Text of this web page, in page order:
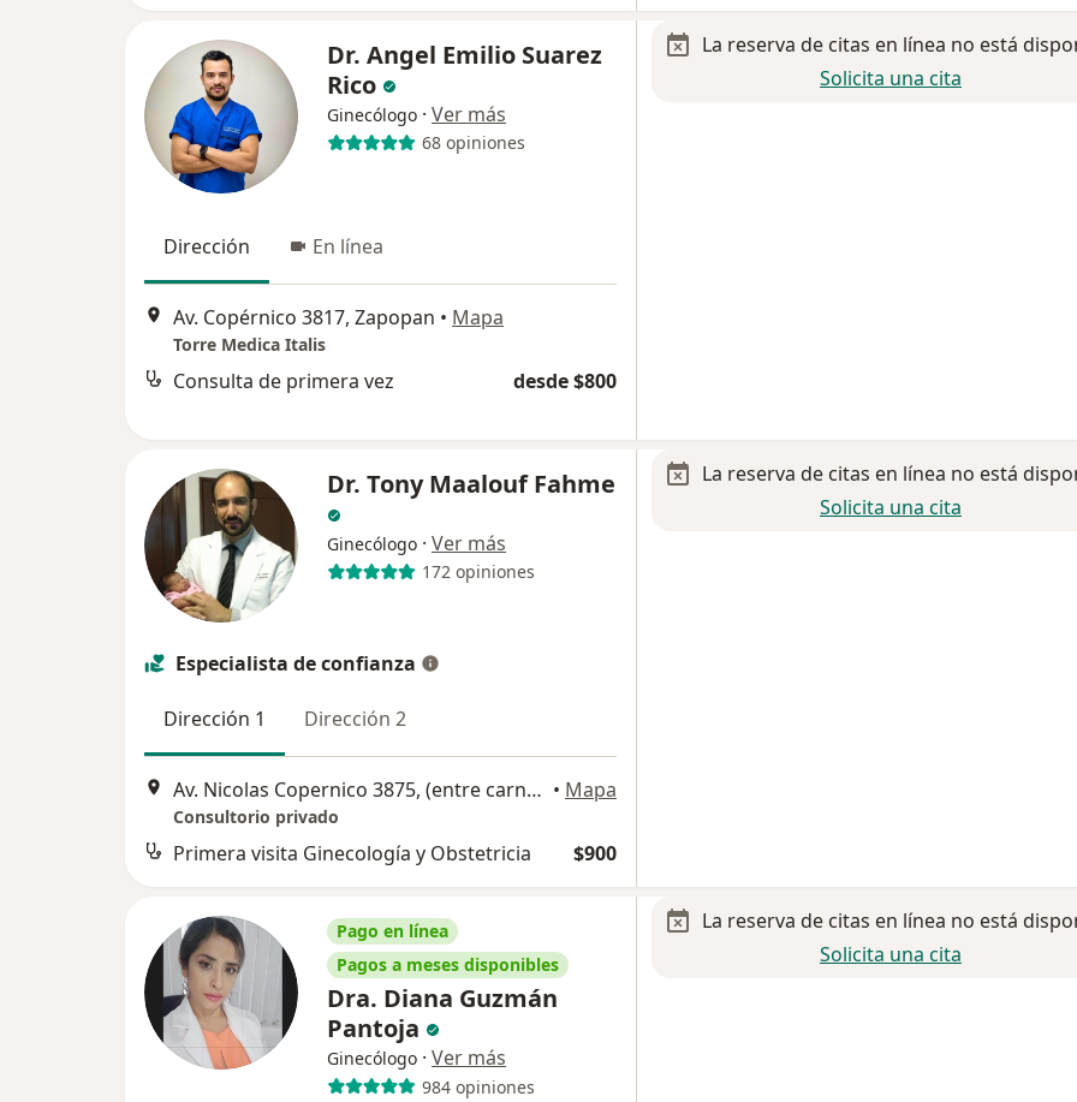
Dr. Angel Emilio Suarez
Rico
Ginecólogo · Ver más
68 opiniones
Dirección En línea
Av. Copérnico 3817, Zapopan • Mapa
Torre Medica Italis
Consulta de primera vez desde $800
La reserva de citas en línea no está
Solicita una cita
Dr. Tony Maalouf Fahme
Ginecólogo · Ver más
172 opiniones
Especialista de confianza
Dirección 1 Dirección 2
Av. Nicolas Copernico 3875, (entre carnero y sagitario), Zapopan • Mapa
Consultorio privado
Primera visita Ginecología y Obstetricia $900
La reserva de citas en línea no está
Solicita una cita
Pago en línea
Pagos a meses disponibles
Dra. Diana Guzmán
Pantoja
Ginecólogo · Ver más
984 opiniones
La reserva de citas en línea no está
Solicita una cita